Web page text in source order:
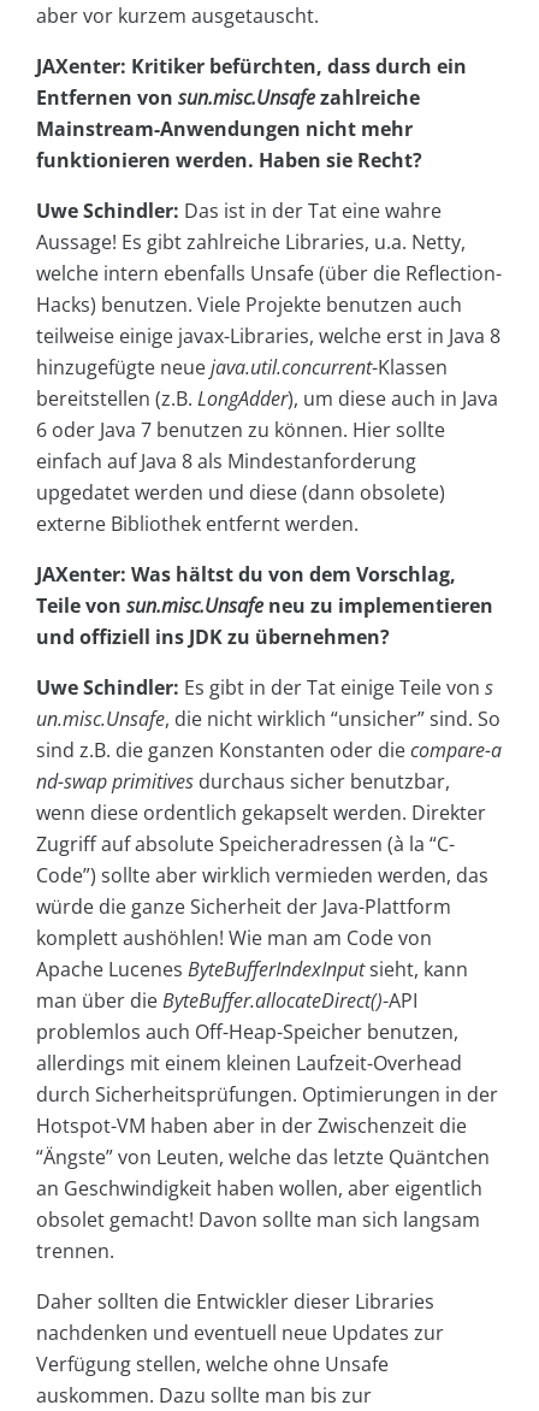
aber vor kurzem ausgetauscht.
JAXenter: Kritiker befürchten, dass durch ein
Entfernen von sun.misc.Unsafezahlreiche
Mainstream-Anwendungen nicht mehr
funktionieren werden. Haben sie Recht?
Uwe Schindler: Das ist in der Tat eine wahre
Aussage! Es gibt zahlreiche Libraries, u.a. Netty,
welche intern ebenfalls Unsafe (über die Reflection-
Hacks) benutzen. Viele Projekte benutzen auch
teilweise einige javax-Libraries, welche erst in Java 8
hinzugefügte neuejava.util.concurrent-Klassen
bereitstellen (z.B. LongAdder), um diese auch in Java
6 oder Java 7 benutzen zu können. Hier sollte
einfach auf Java 8 als Mindestanforderung
upgedatet werden und diese (dann obsolete)
externe Bibliothek entfernt werden.
JAXenter: Was hältst du von dem Vorschlag,
Teile von sun.misc.Unsafe neu zu implementieren
und offiziell ins JDK zu übernehmen?
Uwe Schindler: Es gibt in der Tat einige Teile von s
un.misc.Unsafe, die nicht wirklich “unsicher” sind. So
sind z.B. die ganzen Konstanten oder diecompare-a
nd-swap primitives durchaus sicher benutzbar,
wenn diese ordentlich gekapselt werden. Direkter
Zugriff auf absolute Speicheradressen (à la “C-
Code”) sollte aber wirklich vermieden werden, das
würde die ganze Sicherheit der Java-Plattform
komplett aushöhlen! Wie man am Code von
Apache Lucenes ByteBufferIndexInputsieht, kann
man über dieByteBuffer.allocateDirect()-API
problemlos auch Off-Heap-Speicher benutzen,
allerdings mit einem kleinen Laufzeit-Overhead
durch Sicherheitsprüfungen. Optimierungen in der
Hotspot-VM haben aber in der Zwischenzeit die
“Ängste” von Leuten, welche das letzte Quäntchen
an Geschwindigkeit haben wollen, aber eigentlich
obsolet gemacht! Davon sollte man sich langsam
trennen.
Daher sollten die Entwickler dieser Libraries
nachdenken und eventuell neue Updates zur
Verfügung stellen, welche ohne Unsafe
auskommen. Dazu sollte man bis zur